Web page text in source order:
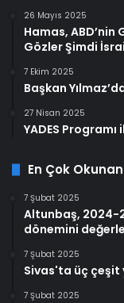
26 Mayıs 2025
Hamas,
Gözler Şimdi
7 Ekim 2025
Başkan
27 Nisan 2025
YADES
En Çok
7 Şubat 2025
Altunbaş, 2024-
dönemini
7 Şubat 2025
Sivas'ta üç çeşit
7 Şubat 2025